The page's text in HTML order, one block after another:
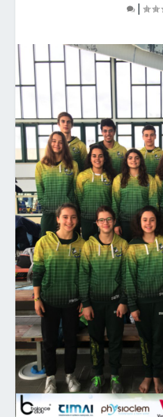
|